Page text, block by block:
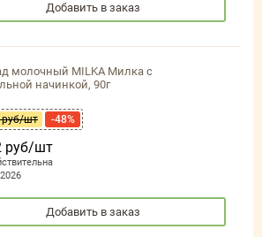
Добавить в заказ
молочный MILKA Милка с
начинкой, 90г
руб/шт -48%
руб/шт
Добавить в заказ